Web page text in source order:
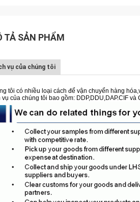
TẢ SẢN PHẨM
vụ của chúng tôi
tôi có nhiều loại cách để vận chuyển hàng
vụ của chúng tôi bao gồm: DDP,DDU,DAP.CIF